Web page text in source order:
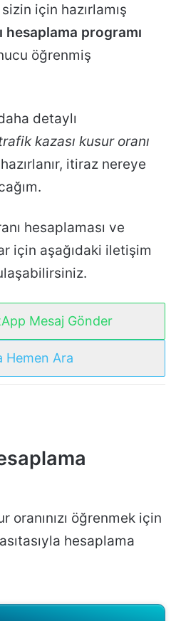
için hazırlamış
hesaplama programı
öğrenmiş
detaylı
kazası kusur oranı
itiraz nereye
hesaplaması ve
için aşağıdaki iletişim
Mesaj Gönder
Hemen Ara
oranınızı öğrenmek için
hesaplama